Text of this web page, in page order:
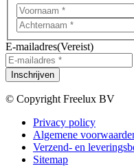
E-mailadres(Vereist)
Inschrijven
© Copyright Freelux BV
Privacy policy
Algemene
Verzend- en
Sitemap